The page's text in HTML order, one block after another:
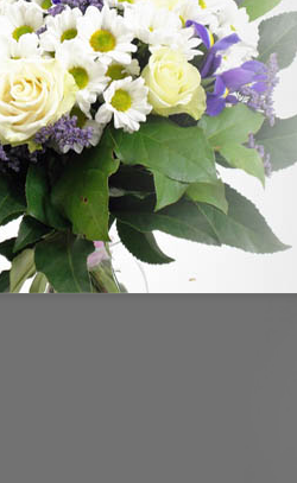
dla